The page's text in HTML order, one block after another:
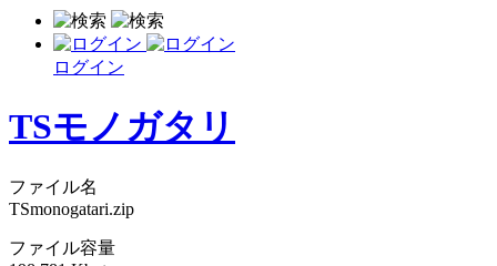
ログイン
TSモノガタリ
ファイル名
TSmonogatari.zip
ファイル容量